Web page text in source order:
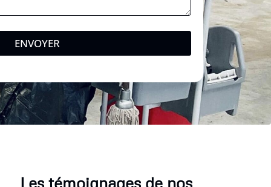
ENVOYER
Les témoignages de nos